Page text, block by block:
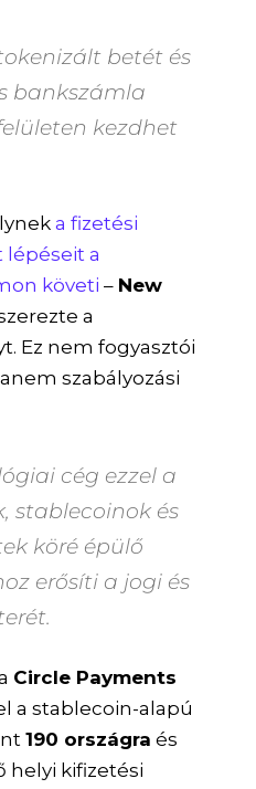
betét és
bankszámla
kezdhet
a fizetési
a
követi – New
a
Ez nem fogyasztói
szabályozási
cég ezzel a
stablecoinok és
köré épülő
erősíti a jogi és
Circle Payments
a stablecoin-alapú
190 országra és
helyi kifizetési